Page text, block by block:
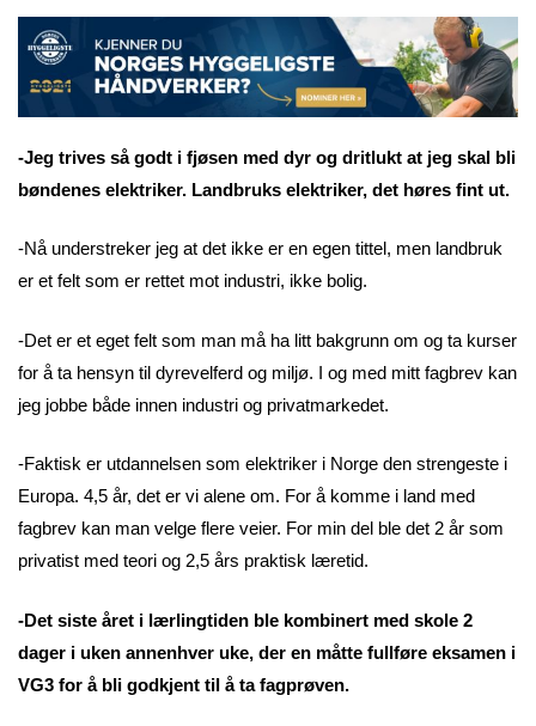
-Jeg trives så godt i fjøsen med dyr og dritlukt at jeg skal bli
bøndenes elektriker. Landbruks elektriker, det høres fint ut.
-Nå understreker jeg at det ikke er en egen tittel, men landbruk
er et felt som er rettet mot industri, ikke bolig.
-Det er et eget felt som man må ha litt bakgrunn om og ta kurser
for å ta hensyn til dyrevelferd og miljø. I og med mitt fagbrev kan
jeg jobbe både innen industri og privatmarkedet.
-Faktisk er utdannelsen som elektriker i Norge den strengeste i
Europa. 4,5 år, det er vi alene om. For å komme i land med
fagbrev kan man velge flere veier. For min del ble det 2 år som
privatist med teori og 2,5 års praktisk læretid.
-Det siste året i lærlingtiden ble kombinert med skole 2
dager i uken annenhver uke, der en måtte fullføre eksamen i
VG3 for å bli godkjent til å ta fagprøven.